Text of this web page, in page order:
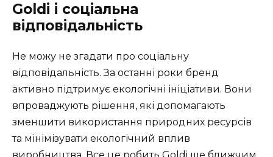
Goldi і соціальна
відповідальність
Не можу не згадати про соціальну
відповідальність. За останні роки бренд
активно підтримує екологічні ініціативи. Вони
впроваджують рішення, які допомагають
зменшити використання природних ресурсів
та мінімізувати екологічний вплив